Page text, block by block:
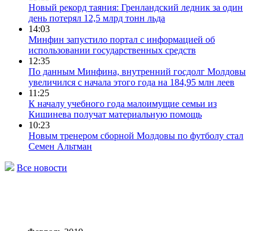
Новый рекорд таяния: Гренландский ледник за один
день потерял 12,5 млрд тонн льда
14:03
Минфин запустило портал с информацией об
использовании государственных средств
12:35
По данным Минфина, внутренний госдолг Молдовы
увеличился с начала этого года на 184,95 млн леев
11:25
К началу учебного года малоимущие семьи из
Кишинева получат материальную помощь
10:23
Новым тренером сборной Молдовы по футболу стал
Семен Альтман
Все новости